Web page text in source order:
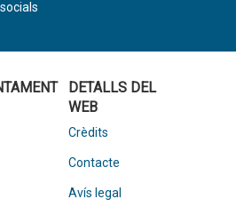
DETALLS DEL
WEB
Crèdits
Contacte
Avís legal